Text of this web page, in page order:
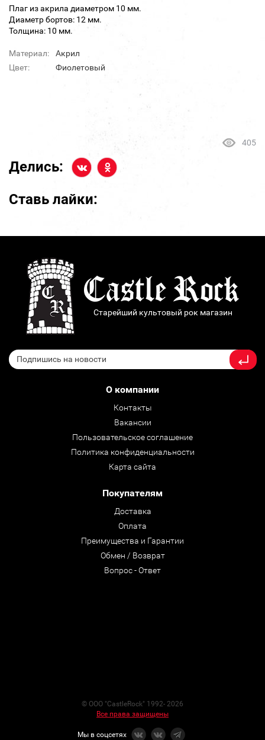
Плаг из акрила диаметром 10 мм.
Диаметр бортов: 12 мм.
Толщина: 10 мм.
Материал:
Акрил
Цвет:
Фиолетовый
405
Делись:
Ставь лайки:
Старейший культовый рок магазин
О компании
Контакты
Вакансии
Пользовательское соглашение
Политика конфиденциальности
Карта сайта
Покупателям
Доставка
Оплата
Преимущества и Гарантии
Обмен / Возврат
Вопрос - Ответ
© ООО "CastleRock" 1992- 2026
Все права защищены
Мы в соцсетях